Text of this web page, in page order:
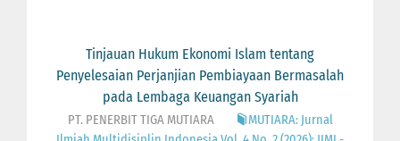
Tinjauan Hukum Ekonomi Islam tentang
Penyelesaian Perjanjian Pembiayaan Bermasalah
pada Lembaga Keuangan Syariah
PT. PENERBIT TIGA MUTIARA
MUTIARA: Jurnal